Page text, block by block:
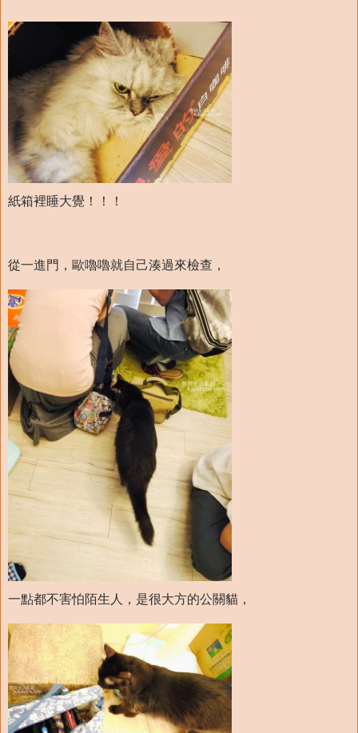
紙箱裡睡大覺！！！
從一進門，歐嚕嚕就自己湊過來檢查，
一點都不害怕陌生人，是很大方的公關貓，